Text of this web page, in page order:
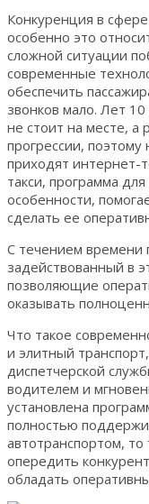
Конкуренция в
особенно это
сложной ситуации
современные
обеспечить
звонков мало. Лет
не стоит на месте, а
прогрессии,
приходят интернет-
такси, программа
особенности,
сделать ее
С течением времени
задействованный в
позволяющие
оказывать
Что такое
и элитный
диспетчерской
водителем и
установлена
полностью
автотранспортом,
опередить
обладать